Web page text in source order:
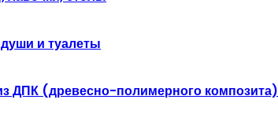
и туалеты
ДПК (древесно-полимерного композита)